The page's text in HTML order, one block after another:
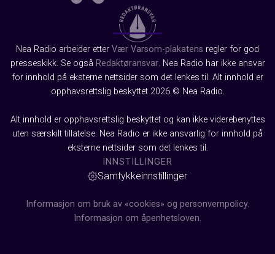
Nea Radio arbeider etter Vær Varsom-plakatens regler for god
presseskikk. Se også Redaktøransvar. Nea Radio har ikke ansvar
for innhold på eksterne nettsider som det lenkes til. Alt innhold er
opphavsrettslig beskyttet 2026 © Nea Radio.
Alt innhold er opphavsrettslig beskyttet og kan ikke viderebenyttes
uten særskilt tillatelse. Nea Radio er ikke ansvarlig for innhold på
eksterne nettsider som det lenkes til.
INNSTILLINGER
Samtykkeinnstillinger
Informasjon om bruk av «cookies» og personvernpolicy.
Informasjon om åpenhetsloven.